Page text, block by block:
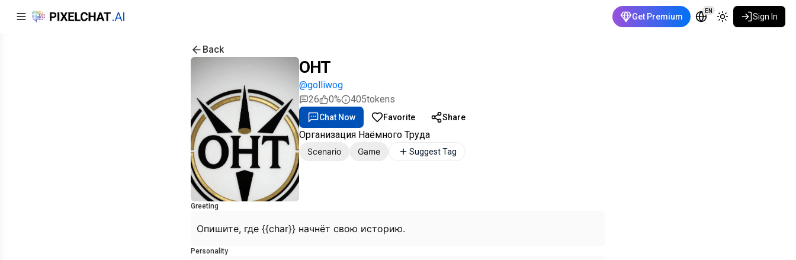
Get Premium
EN
Sign In
Back
ОНТ
@golliwog
26
0% 405tokens
Chat Now Favorite Share
Организация Наёмного Труда
Scenario Game Suggest Tag
Greeting
Опишите, где {{char}} начнёт свою историю.
Personality